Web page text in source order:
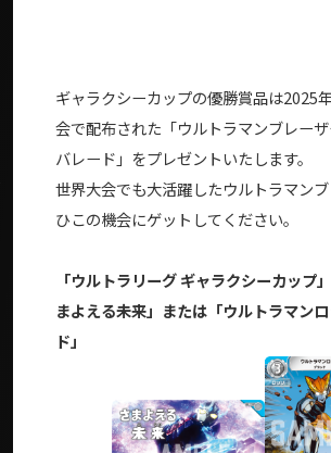
ギャラクシーカップの優勝賞品は2025
会で配布された「ウルトラマンブレー
バレード」をプレゼントいたします。
世界大会でも大活躍したウルトラマン
ひこの機会にゲットしてください。
「ウルトラリーグ ギャラクシーカップ
まよえる未来」または「ウルトラマン
ド」